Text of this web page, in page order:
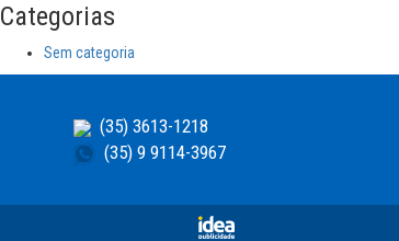
Categorias
Sem categoria
(35) 3613-1218
(35) 9 9114-3967